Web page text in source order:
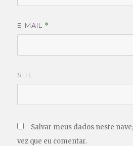
E-MAIL *
SITE
Salvar meus dados neste
vez que eu comentar.